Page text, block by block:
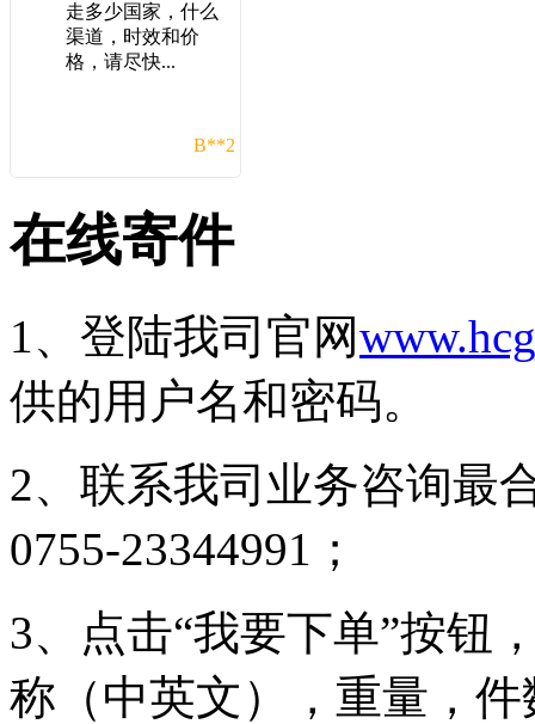
走多少国家，什么
渠道，时效和价
格，请尽快...
B**2
在这发了几次货，
发现比之前几家货
代的价格优惠，以
C**1
想发一批带电池的
请问一下有什么渠
道可以...
希望你们网点多一
些，我天天发小包
到你...
在线寄件
1、登陆我司官网
供的用户名和密码。
2、联系我司业务咨询最
0755-23344991；
3、点击“我要下单”按钮
称（中英文），重量，